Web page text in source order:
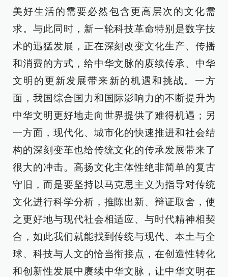
美好生活的需要必然包含更高层次的文化需
求。与此同时，新一轮科技革命特别是数字技
术的迅猛发展，正在深刻改变文化生产、传播
和消费的方式，给中华文脉的赓续传承、中华
文明的更新发展带来新的机遇和挑战。一方
面，我国综合国力和国际影响力的不断提升为
中华文明更好地走向世界提供了难得机遇；另
一方面，现代化、城市化的快速推进和社会结
构的深刻变革也给传统文化的传承发展带来了
很大的冲击。高扬文化主体性绝非简单的复古
守旧，而是要坚持以马克思主义为指导对传统
文化进行科学分析，推陈出新、辩证取舍，使
之更好地与现代社会相适应、与时代精神相契
合，如此我们就能找到传统与现代、本土与全
球、科技与人文的恰当衔接点，在创造性转化
和创新性发展中赓续中华文脉，让中华文明在